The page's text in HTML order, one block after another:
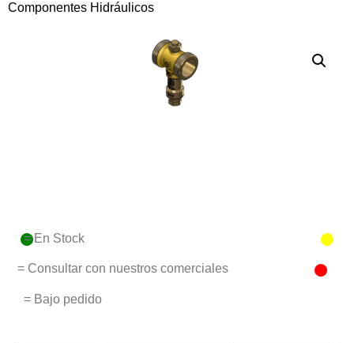
Componentes Hidráulicos
= En Stock
= Consultar con nuestros comerciales
= Bajo pedido